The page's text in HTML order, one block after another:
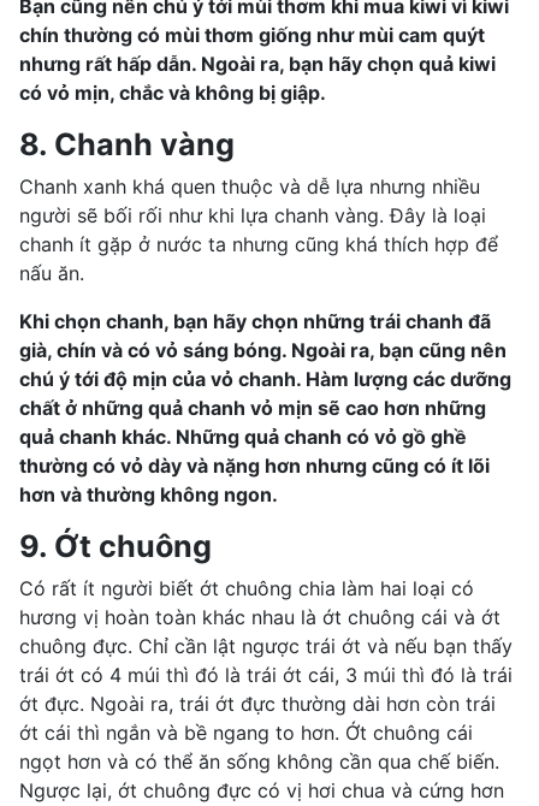
Bạn cũng nên chú ý tới mùi thơm khi mua kiwi vì kiwi
chín thường có mùi thơm giống như mùi cam quýt
nhưng rất hấp dẫn. Ngoài ra, bạn hãy chọn quả kiwi
có vỏ mịn, chắc và không bị giập.
8. Chanh vàng
Chanh xanh khá quen thuộc và dễ lựa nhưng nhiều
người sẽ bối rối như khi lựa chanh vàng. Đây là loại
chanh ít gặp ở nước ta nhưng cũng khá thích hợp để
nấu ăn.
Khi chọn chanh, bạn hãy chọn những trái chanh đã
già, chín và có vỏ sáng bóng. Ngoài ra, bạn cũng nên
chú ý tới độ mịn của vỏ chanh. Hàm lượng các dưỡng
chất ở những quả chanh vỏ mịn sẽ cao hơn những
quả chanh khác. Những quả chanh có vỏ gồ ghề
thường có vỏ dày và nặng hơn nhưng cũng có ít lõi
hơn và thường không ngon.
9. Ớt chuông
Có rất ít người biết ớt chuông chia làm hai loại có
hương vị hoàn toàn khác nhau là ớt chuông cái và ớt
chuông đực. Chỉ cần lật ngược trái ớt và nếu bạn thấy
trái ớt có 4 múi thì đó là trái ớt cái, 3 múi thì đó là trái
ớt đực. Ngoài ra, trái ớt đực thường dài hơn còn trái
ớt cái thì ngắn và bề ngang to hơn. Ớt chuông cái
ngọt hơn và có thể ăn sống không cần qua chế biến.
Ngược lại, ớt chuông đực có vị hơi chua và cứng hơn